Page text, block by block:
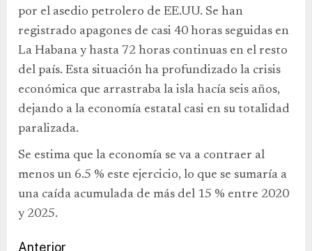
por el asedio petrolero de EE.UU. Se han
registrado apagones de casi 40 horas seguidas en
La Habana y hasta 72 horas continuas en el resto
del país. Esta situación ha profundizado la crisis
económica que arrastraba la isla hacía seis años,
dejando a la economía estatal casi en su totalidad
paralizada.
Se estima que la economía se va a contraer al
menos un 6.5 % este ejercicio, lo que se sumaría a
una caída acumulada de más del 15 % entre 2020
y 2025.
Anterior